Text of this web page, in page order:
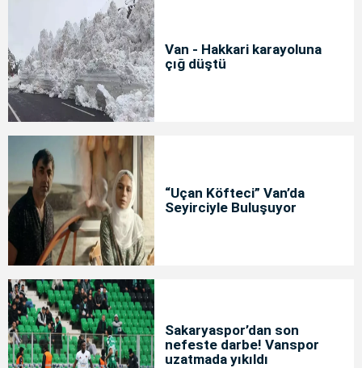
Van - Hakkari karayoluna
çığ düştü
“Uçan Köfteci” Van’da
Seyirciyle Buluşuyor
Sakaryaspor’dan son
nefeste darbe! Vanspor
uzatmada yıkıldı